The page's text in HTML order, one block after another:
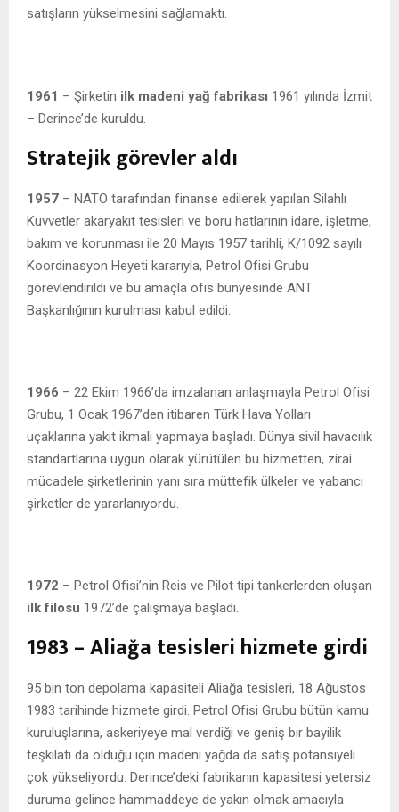
satışların yükselmesini sağlamaktı.
1961 – Şirketin ilk madeni yağ fabrikası 1961 yılında İzmit
– Derince’de kuruldu.
Stratejik görevler aldı
1957 – NATO tarafından finanse edilerek yapılan Silahlı
Kuvvetler akaryakıt tesisleri ve boru hatlarının idare, işletme,
bakım ve korunması ile 20 Mayıs 1957 tarihli, K/1092 sayılı
Koordinasyon Heyeti kararıyla, Petrol Ofisi Grubu
görevlendirildi ve bu amaçla ofis bünyesinde ANT
Başkanlığının kurulması kabul edildi.
1966 – 22 Ekim 1966’da imzalanan anlaşmayla Petrol Ofisi
Grubu, 1 Ocak 1967’den itibaren Türk Hava Yolları
uçaklarına yakıt ikmali yapmaya başladı. Dünya sivil havacılık
standartlarına uygun olarak yürütülen bu hizmetten, zirai
mücadele şirketlerinin yanı sıra müttefik ülkeler ve yabancı
şirketler de yararlanıyordu.
1972 – Petrol Ofisi’nin Reis ve Pilot tipi tankerlerden oluşan
ilk filosu 1972’de çalışmaya başladı.
1983 – Aliağa tesisleri hizmete girdi
95 bin ton depolama kapasiteli Aliağa tesisleri, 18 Ağustos
1983 tarihinde hizmete girdi. Petrol Ofisi Grubu bütün kamu
kuruluşlarına, askeriyeye mal verdiği ve geniş bir bayilik
teşkilatı da olduğu için madeni yağda da satış potansiyeli
çok yükseliyordu. Derince’deki fabrikanın kapasitesi yetersiz
duruma gelince hammaddeye de yakın olmak amacıyla